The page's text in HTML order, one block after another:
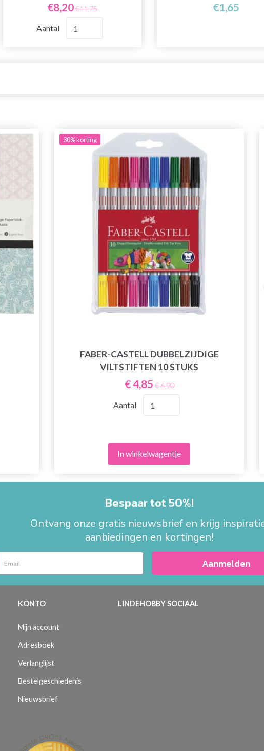
€8,20€11,75
Aantal
€1,65
30%korting
FABER-CASTELL DUBBELZIJDIGE
VILTSTIFTEN 10 STUKS
€ 4,85 € 6,90
Aantal
In winkelwagentje
Bespaar tot 50%!
Ontvang onze gratis nieuwsbrief en krijg
aanbiedingen en kortingen!
Aanmelden
KONTO
Mijn account
Adresboek
Verlanglijst
Bestelgeschiedenis
Nieuwsbrief
LINDEHOBBY SOCIAAL